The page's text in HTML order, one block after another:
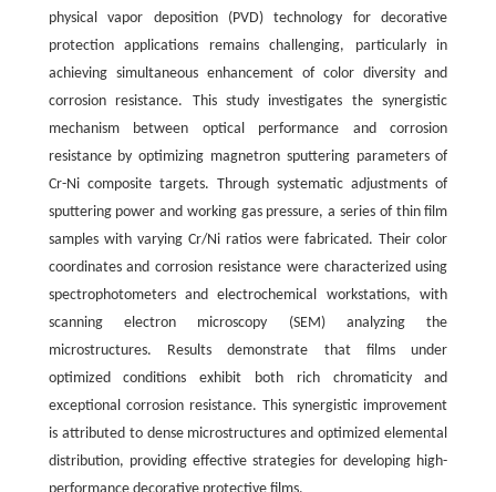
physical vapor deposition (PVD) technology for decorative
protection applications remains challenging, particularly in
achieving simultaneous enhancement of color diversity and
corrosion resistance. This study investigates the synergistic
mechanism between optical performance and corrosion
resistance by optimizing magnetron sputtering parameters of
Cr-Ni composite targets. Through systematic adjustments of
sputtering power and working gas pressure, a series of thin film
samples with varying Cr/Ni ratios were fabricated. Their color
coordinates and corrosion resistance were characterized using
spectrophotometers and electrochemical workstations, with
scanning electron microscopy (SEM) analyzing the
microstructures. Results demonstrate that films under
optimized conditions exhibit both rich chromaticity and
exceptional corrosion resistance. This synergistic improvement
is attributed to dense microstructures and optimized elemental
distribution, providing effective strategies for developing high-